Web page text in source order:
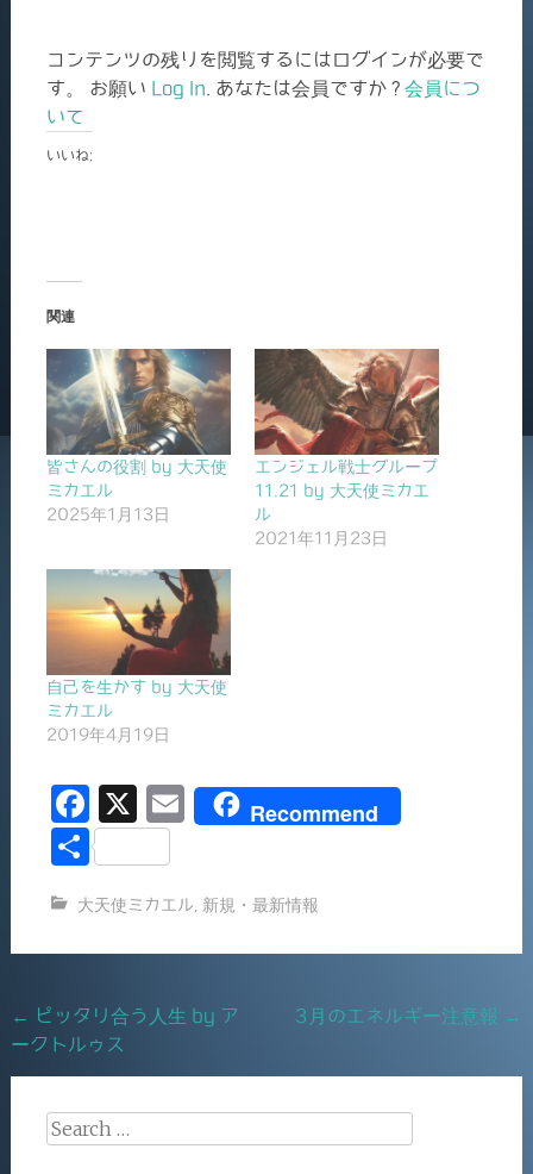
コンテンツの残りを閲覧するにはログインが必要で
す。 お願い Log In . あなたは会員ですか ? 会員につ
いて
いいね:
関連
皆さんの役割 by 大天使
ミカエル
2025年1月13日
エンジェル戦士グループ
11.21 by 大天使ミカエ
ル
2021年11月23日
自己を生かす by 大天使
ミカエル
2019年4月19日
F
a
e
b
o
k
X
E
l
Recommend
共
大天使ミカエル 新規・最新情報
Post
navigation
←
ピッタリ合う人生 by ア
ークトルゥス
3月のエネルギー注意報 →
Search